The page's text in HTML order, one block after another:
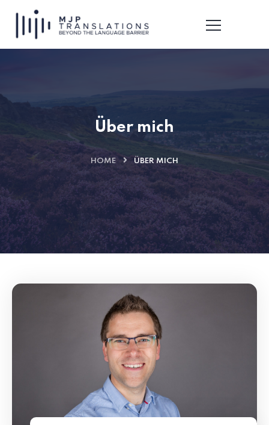
Über mich
HOME ÜBER MICH